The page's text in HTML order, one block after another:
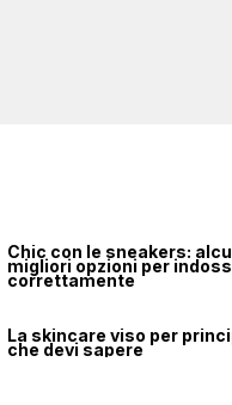
Chic con le sneakers:
migliori opzioni per
correttamente
La skincare viso per
che devi sapere